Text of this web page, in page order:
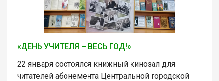
«ДЕНЬ УЧИТЕЛЯ – ВЕСЬ ГОД!»
22 января состоялся книжный кинозал для
читателей абонемента Центральной городской